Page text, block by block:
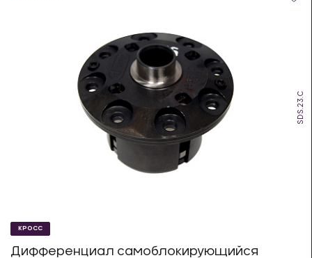
SDS.23.C
КРОСС
Дифференциал самоблокирующийся